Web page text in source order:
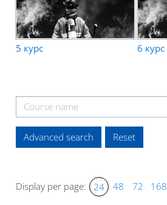
5 курс 6 курс
Advanced search
Select by course start date
Day
Display per page: 24 48 72 168